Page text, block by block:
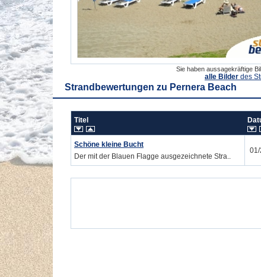
Sie haben aussagekräftige
alle Bilder des
Strandbewertungen zu Pernera Beach
Titel
Schöne kleine Bucht
Der mit der Blauen Flagge ausgezeichnete Stra..